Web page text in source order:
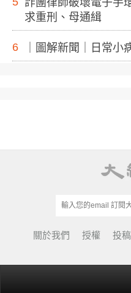
詐團律師破壞電子手
求重刑、母通緝
6 ｜圖解新聞｜日常小
關於我們 授權 投稿